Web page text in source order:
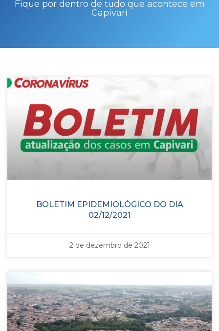
Fique por dentro de tudo que acontece em
Capivari
BOLETIM EPIDEMIOLÓGICO DO DIA
02/12/2021
2 de dezembro de 2021